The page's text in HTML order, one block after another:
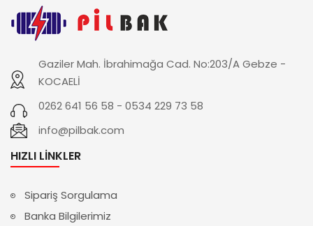
Gaziler Mah. İbrahimağa Cad. No:203/A Gebze -
KOCAELİ
0262 641 56 58 - 0534 229 73 58
info@pilbak.com
HIZLI LINKLER
Sipariş Sorgulama
Banka Bilgilerimiz